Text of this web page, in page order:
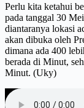
Perlu kita ketahui
pada tanggal 30
diantaranya lokasi
akan dibuka oleh
dimana ada 400
berada di Minut,
Minut. (Uky)